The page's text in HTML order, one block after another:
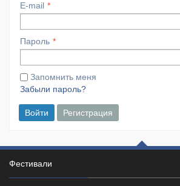
E-mail
Пароль
Запомнить меня
Забыли пароль?
Войти Регистрация
Фестивали